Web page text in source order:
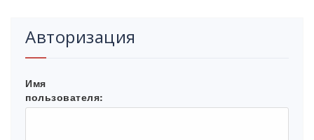
Авторизация
Имя
пользователя: